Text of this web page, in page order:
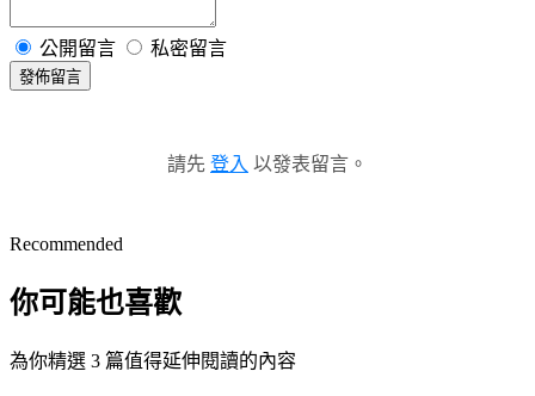
公開留言 私密留言
發佈留言
請先 登入 以發表留言。
Recommended
你可能也喜歡
為你精選 3 篇值得延伸閱讀的內容